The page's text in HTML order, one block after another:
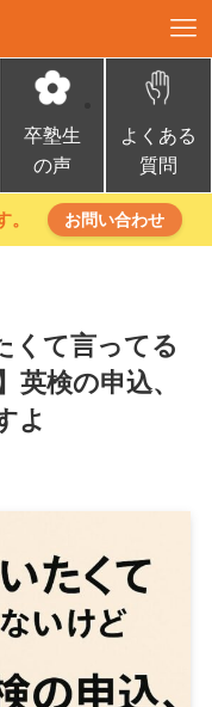
卒塾生
の声
よくある
質問
お問い合わせ
くて言ってる
検の申込、
よ